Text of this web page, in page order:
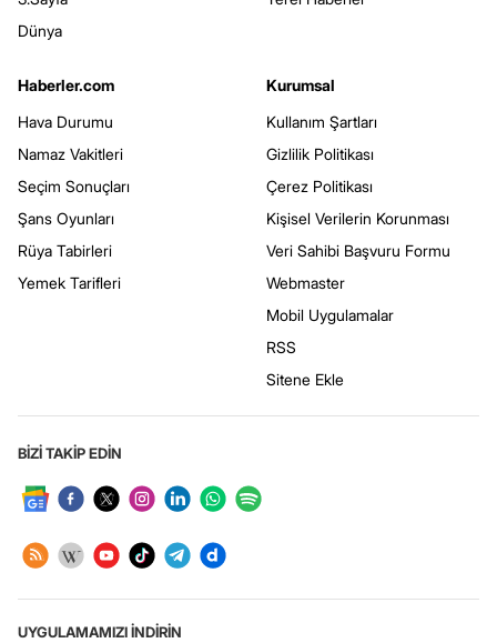
Dünya
Haberler.com
Hava Durumu
Namaz Vakitleri
Seçim Sonuçları
Şans Oyunları
Rüya Tabirleri
Yemek Tarifleri
Kurumsal
Kullanım Şartları
Gizlilik Politikası
Çerez Politikası
Kişisel Verilerin Korunması
Veri Sahibi Başvuru Formu
Webmaster
Mobil Uygulamalar
RSS
Sitene Ekle
BİZİ TAKİP EDİN
UYGULAMAMIZI İNDİRİN